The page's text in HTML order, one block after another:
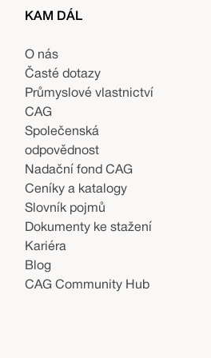
KAM DÁL
O nás
Časté dotazy
Průmyslové vlastnictví
CAG
Společenská
odpovědnost
Nadační fond CAG
Ceníky a katalogy
Slovník pojmů
Dokumenty ke stažení
Kariéra
Blog
CAG Community Hub